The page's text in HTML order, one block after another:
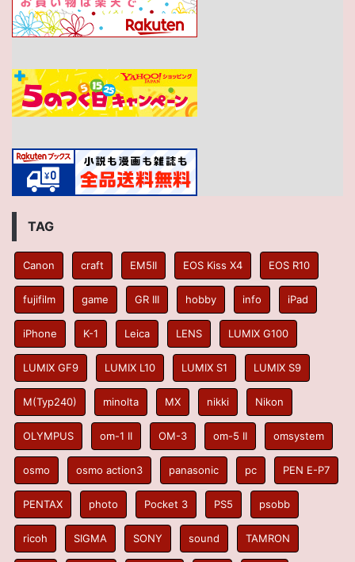
TAG
Canon craft EM5II EOS Kiss X4 EOS R10
fujifilm game GR III hobby info iPad
iPhone K-1 Leica LENS LUMIX G100
LUMIX GF9 LUMIX L10 LUMIX S1 LUMIX S9
M(Typ240) minolta MX nikki Nikon
OLYMPUS om-1 II OM-3 om-5 II omsystem
osmo osmo action3 panasonic pc PEN E-P7
PENTAX photo Pocket 3 PS5 psobb
ricoh SIGMA SONY sound TAMRON